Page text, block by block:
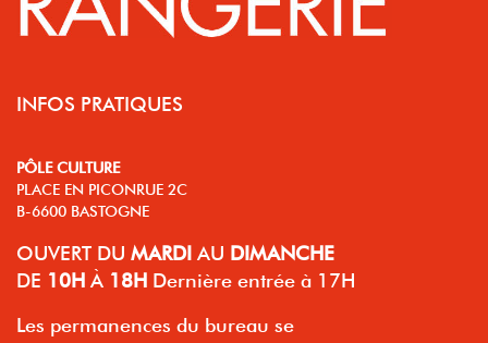
INFOS PRATIQUES
PÔLE CULTURE
PLACE EN PICONRUE 2C
B-6600 BASTOGNE
OUVERT DU MARDI AU DIMANCHE
DE 10H À 18H Dernière entrée à 17H
Les permanences du bureau se